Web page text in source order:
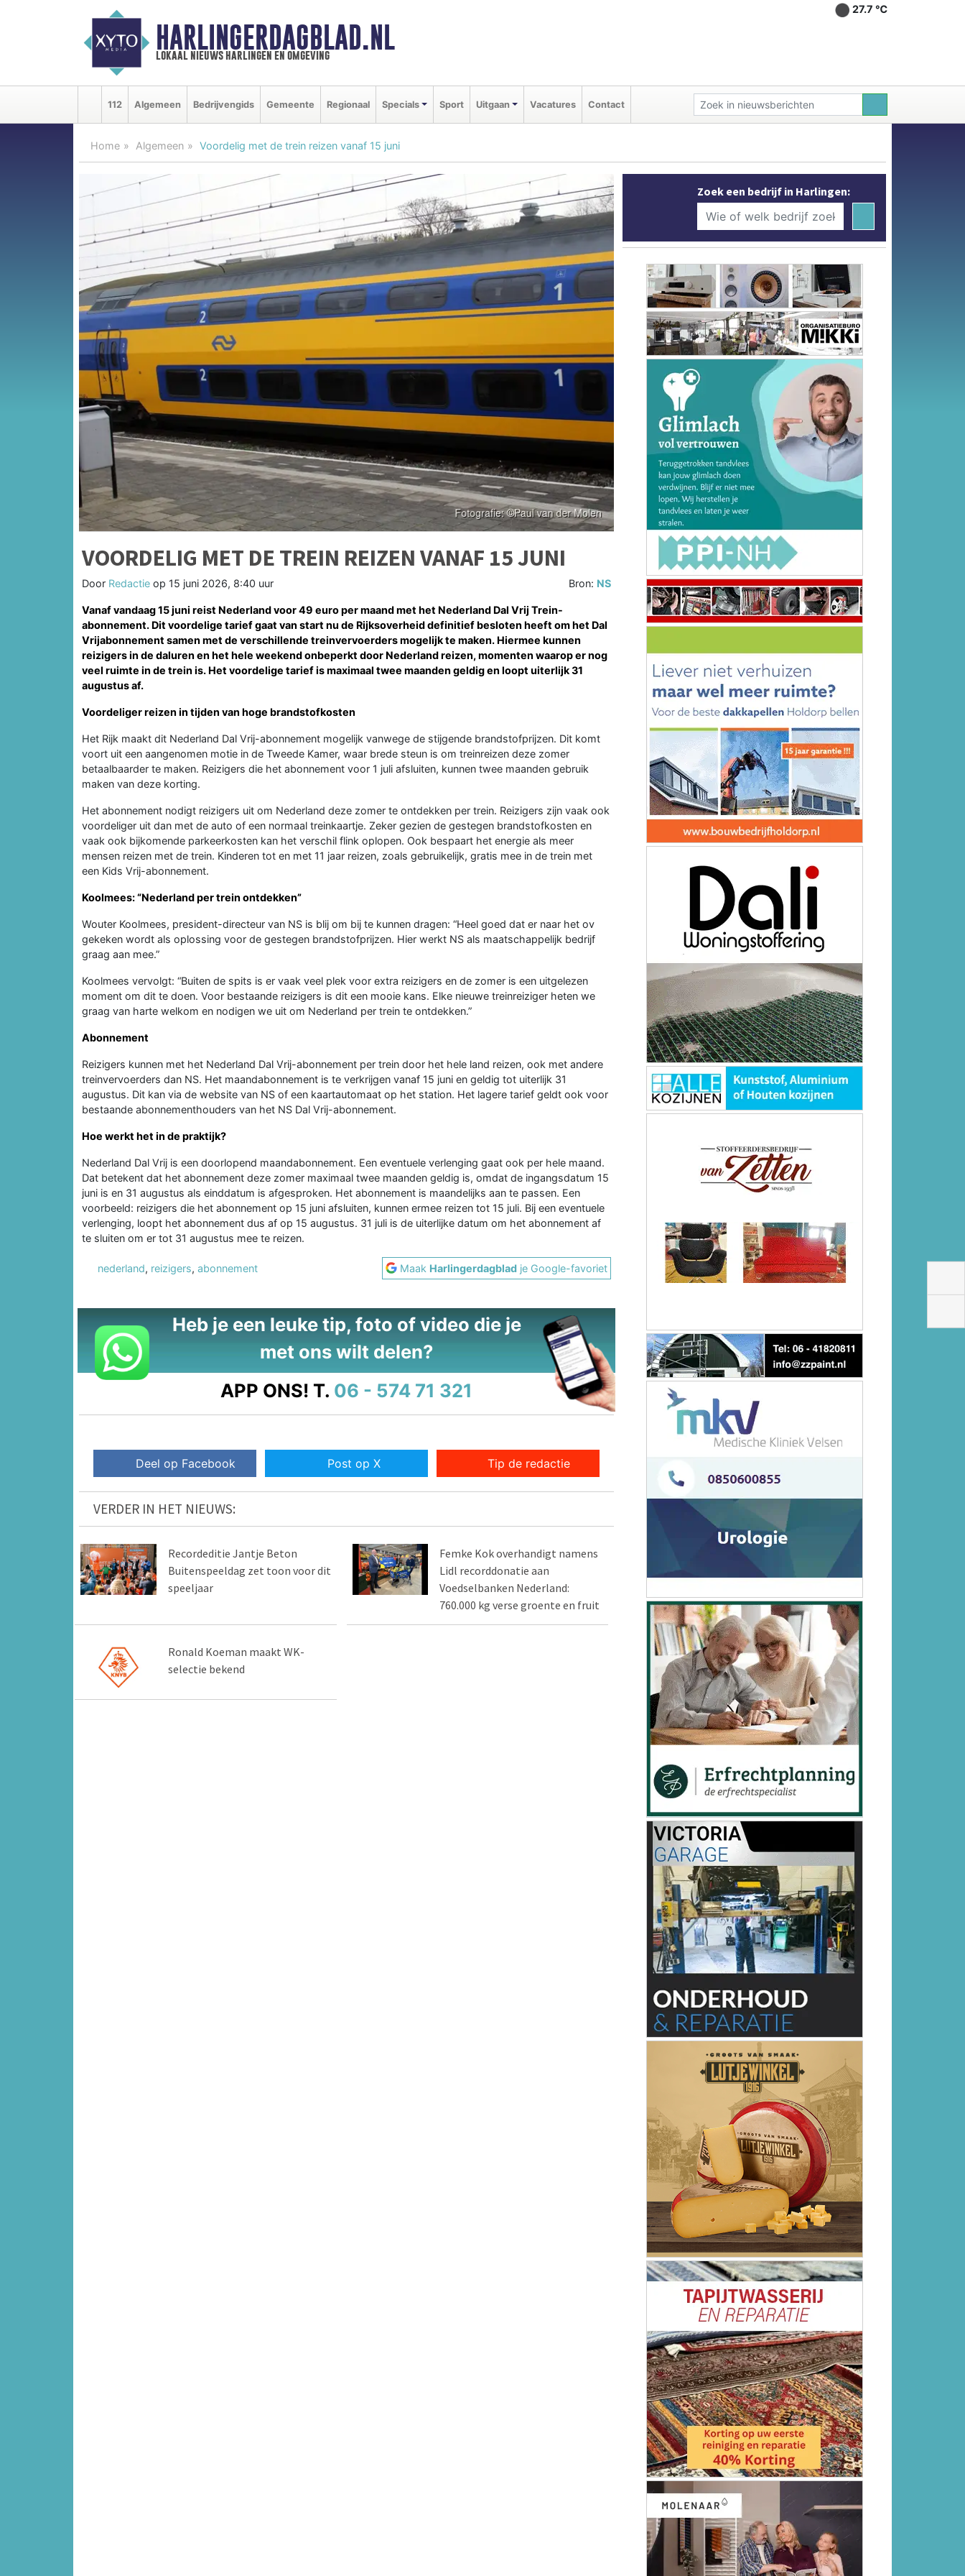
HARLINGERDAGBLAD.NL
lokaal nieuws harlingen en omgeving
27.7 ℃
112 Algemeen Bedrijvengids Gemeente Regionaal Specials Sport Uitgaan Vacatures Contact
Home Algemeen Voordelig met de trein reizen vanaf 15 juni
VOORDELIG MET DE TREIN REIZEN VANAF 15 JUNI
Door Redactie op 15 juni 2026, 8:40 uur Bron: NS
Vanaf vandaag 15 juni reist Nederland voor 49 euro per maand met het Nederland Dal Vrij Trein-
abonnement. Dit voordelige tarief gaat van start nu de Rijksoverheid definitief besloten heeft om het Dal
Vrijabonnement samen met de verschillende treinvervoerders mogelijk te maken. Hiermee kunnen
reizigers in de daluren en het hele weekend onbeperkt door Nederland reizen, momenten waarop er nog
veel ruimte in de trein is. Het voordelige tarief is maximaal twee maanden geldig en loopt uiterlijk 31
augustus af.
Voordeliger reizen in tijden van hoge brandstofkosten
Het Rijk maakt dit Nederland Dal Vrij-abonnement mogelijk vanwege de stijgende brandstofprijzen. Dit komt
voort uit een aangenomen motie in de Tweede Kamer, waar brede steun is om treinreizen deze zomer
betaalbaarder te maken. Reizigers die het abonnement voor 1 juli afsluiten, kunnen twee maanden gebruik
maken van deze korting.
Het abonnement nodigt reizigers uit om Nederland deze zomer te ontdekken per trein. Reizigers zijn vaak ook
voordeliger uit dan met de auto of een normaal treinkaartje. Zeker gezien de gestegen brandstofkosten en
vaak ook bijkomende parkeerkosten kan het verschil flink oplopen. Ook bespaart het energie als meer
mensen reizen met de trein. Kinderen tot en met 11 jaar reizen, zoals gebruikelijk, gratis mee in de trein met
een Kids Vrij-abonnement.
Koolmees: “Nederland per trein ontdekken”
Wouter Koolmees, president-directeur van NS is blij om bij te kunnen dragen: “Heel goed dat er naar het ov
gekeken wordt als oplossing voor de gestegen brandstofprijzen. Hier werkt NS als maatschappelijk bedrijf
graag aan mee.”
Koolmees vervolgt: “Buiten de spits is er vaak veel plek voor extra reizigers en de zomer is een uitgelezen
moment om dit te doen. Voor bestaande reizigers is dit een mooie kans. Elke nieuwe treinreiziger heten we
graag van harte welkom en nodigen we uit om Nederland per trein te ontdekken.”
Abonnement
Reizigers kunnen met het Nederland Dal Vrij-abonnement per trein door het hele land reizen, ook met andere
treinvervoerders dan NS. Het maandabonnement is te verkrijgen vanaf 15 juni en geldig tot uiterlijk 31
augustus. Dit kan via de website van NS of een kaartautomaat op het station. Het lagere tarief geldt ook voor
bestaande abonnementhouders van het NS Dal Vrij-abonnement.
Hoe werkt het in de praktijk?
Nederland Dal Vrij is een doorlopend maandabonnement. Een eventuele verlenging gaat ook per hele maand.
Dat betekent dat het abonnement deze zomer maximaal twee maanden geldig is, omdat de ingangsdatum 15
juni is en 31 augustus als einddatum is afgesproken. Het abonnement is maandelijks aan te passen. Een
voorbeeld: reizigers die het abonnement op 15 juni afsluiten, kunnen ermee reizen tot 15 juli. Bij een eventuele
verlenging, loopt het abonnement dus af op 15 augustus. 31 juli is de uiterlijke datum om het abonnement af
te sluiten om er tot 31 augustus mee te reizen.
nederland, reizigers, abonnement Maak Harlingerdagblad je Google-favoriet
Heb je een leuke tip, foto of video die je
met ons wilt delen?
APP ONS! T. 06 - 574 71 321
Deel op Facebook Post op X Tip de redactie
VERDER IN HET NIEUWS:
Recordeditie Jantje Beton
Buitenspeeldag zet toon voor dit
speeljaar
Femke Kok overhandigt namens
Lidl recorddonatie aan
Voedselbanken Nederland:
760.000 kg verse groente en fruit
Ronald Koeman maakt WK-
selectie bekend
Zoek een bedrijf in Harlingen: